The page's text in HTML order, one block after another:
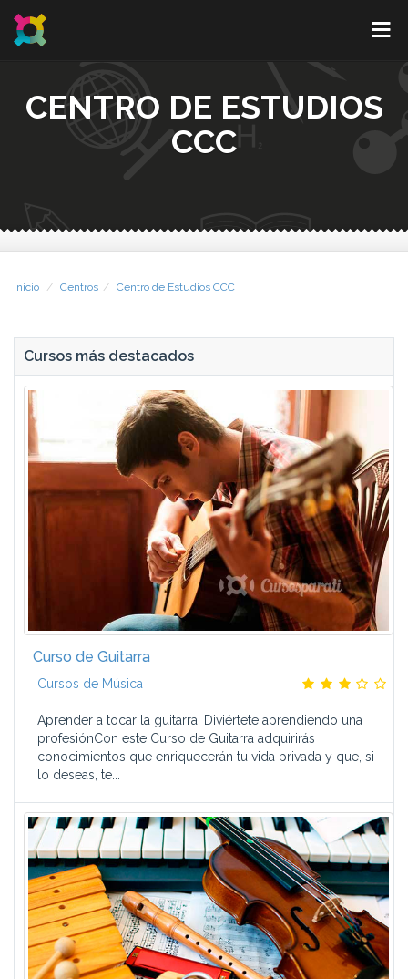
CENTRO DE ESTUDIOS
CCC
Inicio Centros Centro de Estudios CCC
Cursos más destacados
Curso de Guitarra
Cursos de Música
Aprender a tocar la guitarra: Diviértete aprendiendo una
profesiónCon este Curso de Guitarra adquirirás
conocimientos que enriquecerán tu vida privada y que, si
lo deseas, te...